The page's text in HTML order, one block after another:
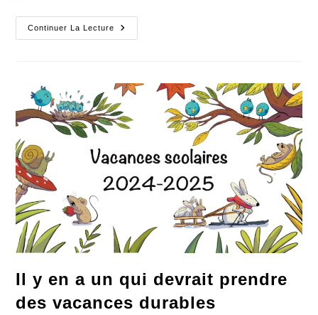
Continuer La Lecture
Levanah
Est
L’exploit
Il y en a un qui devrait prendre
des vacances durables